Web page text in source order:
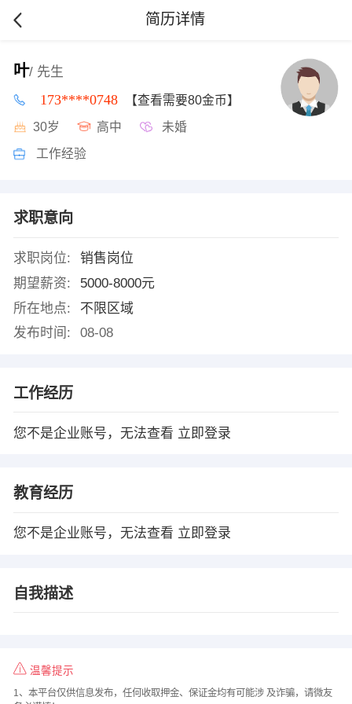
简历详情
叶/ 先生
173****0748 【查看需要80金币】
30岁 高中 未婚
工作经验
求职意向
求职岗位:
销售岗位
期望薪资:
5000-8000元
所在地点:
不限区域
发布时间:
08-08
工作经历
您不是企业账号，无法查看 立即登录
教育经历
您不是企业账号，无法查看 立即登录
自我描述
温馨提示
1、本平台仅供信息发布，任何收取押金、保证金均有可能涉 及诈骗，请微友